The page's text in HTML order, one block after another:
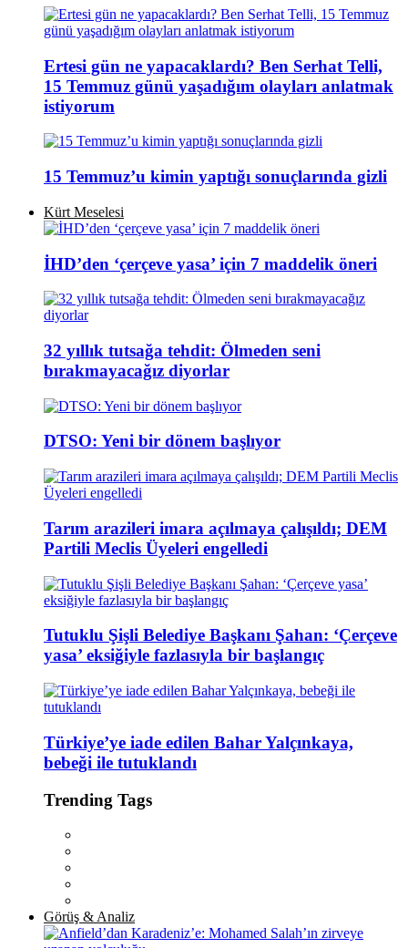
Ertesi gün ne yapacaklardı? Ben Serhat Telli,
15 Temmuz günü yaşadığım olayları anlatmak
istiyorum
15 Temmuz’u kimin yaptığı sonuçlarında gizli
Kürt Meselesi
İHD’den ‘çerçeve yasa’ için 7 maddelik öneri
32 yıllık tutsağa tehdit: Ölmeden seni
bırakmayacağız diyorlar
DTSO: Yeni bir dönem başlıyor
Tarım arazileri imara açılmaya çalışıldı; DEM
Partili Meclis Üyeleri engelledi
Tutuklu Şişli Belediye Başkanı Şahan: ‘Çerçeve
yasa’ eksiğiyle fazlasıyla bir başlangıç
Türkiye’ye iade edilen Bahar Yalçınkaya,
bebeği ile tutuklandı
Trending Tags
Görüş & Analiz